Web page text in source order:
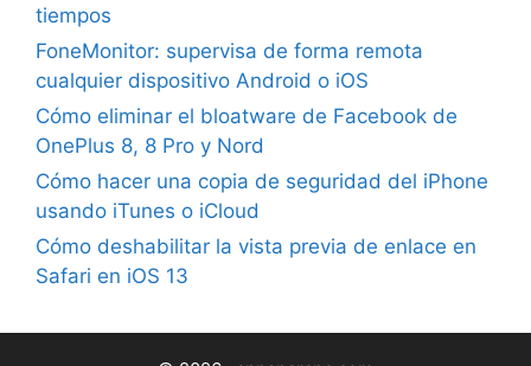
tiempos
FoneMonitor: supervisa de forma remota
cualquier dispositivo Android o iOS
Cómo eliminar el bloatware de Facebook de
OnePlus 8, 8 Pro y Nord
Cómo hacer una copia de seguridad del iPhone
usando iTunes o iCloud
Cómo deshabilitar la vista previa de enlace en
Safari en iOS 13